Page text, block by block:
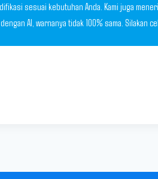
sesuai kebutuhan Anda. Kami juga
AI, warnanya tidak 100% sama. Silakan